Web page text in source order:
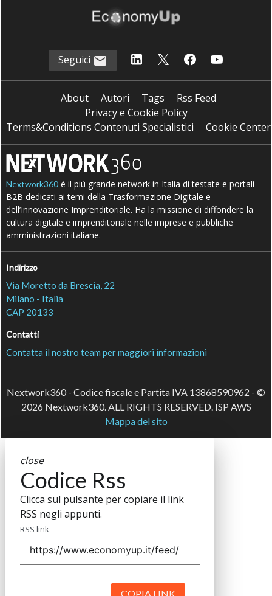
Seguici
About Autori Tags
Rss Feed
Privacy e Cookie Policy
Terms&Conditions Contenuti Specialistici
Cookie Center
Nextwork360 è il più grande network in Italia di testate e portali
B2B dedicati ai temi della Trasformazione Digitale e
dell’Innovazione Imprenditoriale. Ha la missione di diffondere la
cultura digitale e imprenditoriale nelle imprese e pubbliche
amministrazioni italiane.
Indirizzo
Via Moretto da Brescia, 22
Milano - Italia
CAP 20133
Contatti
Contatta il nostro team per maggiori informazioni
Nextwork360 - Codice fiscale e Partita IVA 13868590962 - ©
2026 Nextwork360. ALL RIGHTS RESERVED. ISP AWS
Mappa del sito
close
Codice Rss
Clicca sul pulsante per copiare il link
RSS negli appunti.
RSS link
COPIA LINK